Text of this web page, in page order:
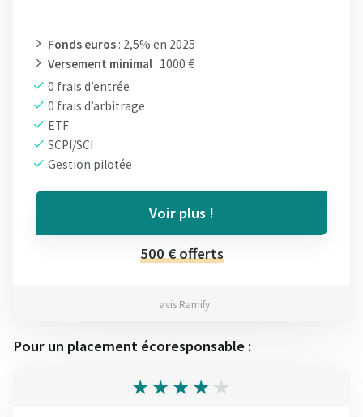
Fonds euros : 2,5% en 2025
Versement minimal : 1000 €
0 frais d’entrée
0 frais d’arbitrage
ETF
SCPI/SCI
Gestion pilotée
Voir plus !
500 € offerts
avis Ramify
Pour un placement écoresponsable :